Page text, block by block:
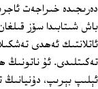
دەرىجىدە خىراجەت
باش شىتابىدا سۆز
ئاتلانتىك ئەھدى
تەكىتلىدى. ئۇ ناتونىڭ
ئېلىپ بېرىپ،